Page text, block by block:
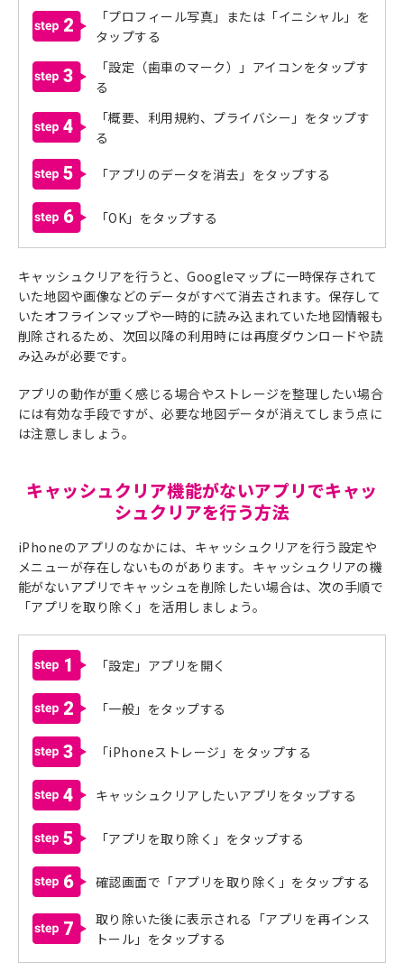
2
「プロフィール写真」または「イニシャル」を
タップする
3
「設定（歯車のマーク）」アイコンをタップす
る
4
「概要、利用規約、プライバシー」をタップす
る
5 「アプリのデータを消去」をタップする
6 「OK」をタップする
キャッシュクリアを行うと、Googleマップに一時保存されて
いた地図や画像などのデータがすべて消去されます。保存して
いたオフラインマップや一時的に読み込まれていた地図情報も
削除されるため、次回以降の利用時には再度ダウンロードや読
み込みが必要です。
アプリの動作が重く感じる場合やストレージを整理したい場合
には有効な手段ですが、必要な地図データが消えてしまう点に
は注意しましょう。
キャッシュクリア機能がないアプリでキャッ
シュクリアを行う方法
iPhoneのアプリのなかには、キャッシュクリアを行う設定や
メニューが存在しないものがあります。キャッシュクリアの機
能がないアプリでキャッシュを削除したい場合は、次の手順で
「アプリを取り除く」を活用しましょう。
1 「設定」アプリを開く
2 「一般」をタップする
3 「iPhoneストレージ」をタップする
4 キャッシュクリアしたいアプリをタップする
5 「アプリを取り除く」をタップする
6 確認画面で「アプリを取り除く」をタップする
7
取り除いた後に表示される「アプリを再インス
トール」をタップする